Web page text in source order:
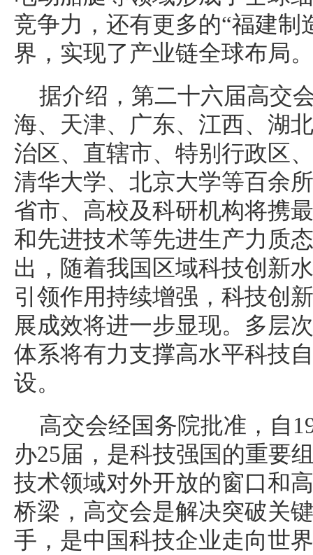
竞争力，还有更多的“福建制
界，实现了产业链全球布局。
据介绍，第二十六届高交
海、天津、广东、江西、湖
治区、直辖市、特别行政区
清华大学、北京大学等百余
省市、高校及科研机构将携
和先进技术等先进生产力质
出，随着我国区域科技创新
引领作用持续增强，科技创
展成效将进一步显现。多层
体系将有力支撑高水平科技
设。
高交会经国务院批准，自
办25届，是科技强国的重要
技术领域对外开放的窗口和
桥梁，高交会是解决突破关
手，是中国科技企业走向世